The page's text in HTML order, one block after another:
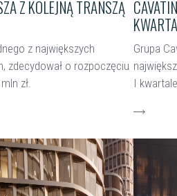
Z KOLEJNĄ TRANSZĄ
z największych
zdecydował o rozpoczęciu
zł.
Grupa
I
czytaj